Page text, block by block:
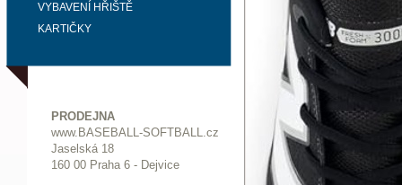
VYBAVENÍ HŘIŠTĚ
KARTIČKY
PRODEJNA
www.BASEBALL-SOFTBALL.cz
Jaselská 18
160 00 Praha 6 - Dejvice